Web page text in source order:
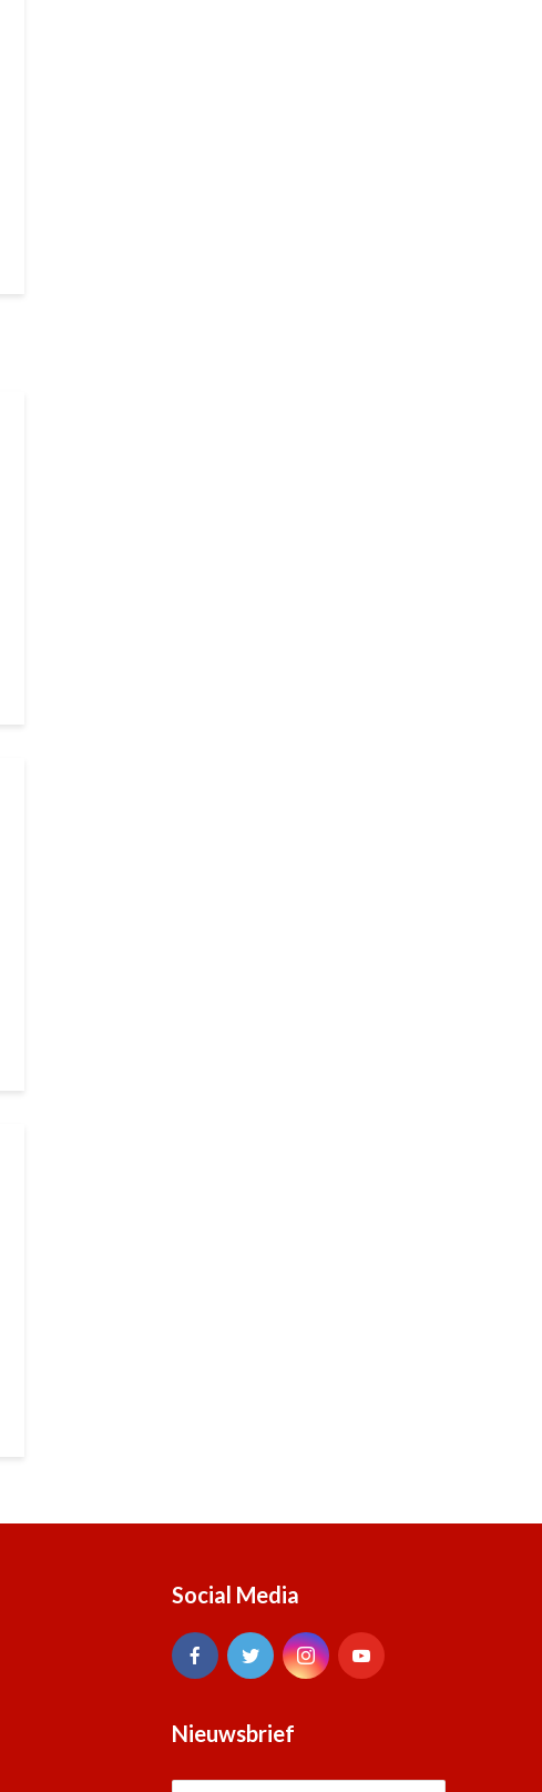
Social Media
Nieuwsbrief